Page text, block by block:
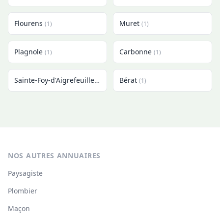
Flourens (1) Muret (1)
Plagnole (1) Carbonne (1)
Sainte-Foy-d'Aigrefeuille
(1) Bérat (1)
NOS AUTRES ANNUAIRES
Paysagiste
Plombier
Maçon